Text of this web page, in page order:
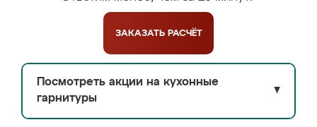
ЗАКАЗАТЬ РАСЧЁТ
Посмотреть акции на кухонные
гарнитуры
▼